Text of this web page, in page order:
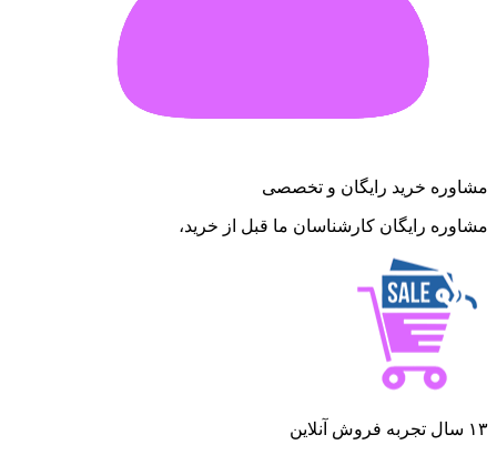
مشاوره خرید رایگان و تخصصی
مشاوره رایگان کارشناسان ما قبل از خرید،
۱۳ سال تجربه فروش آنلاین